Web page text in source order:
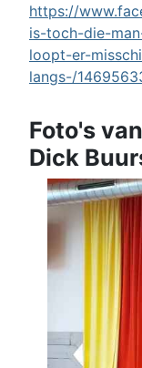
https://
is-toch-die-
loopt-er-
langs-/
Foto's
Dick